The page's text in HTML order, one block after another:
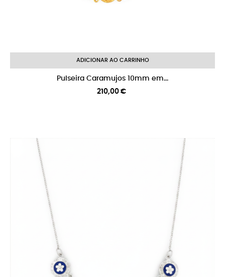
ADICIONAR AO CARRINHO
Pulseira Caramujos 10mm em...
Preço
210,00 €